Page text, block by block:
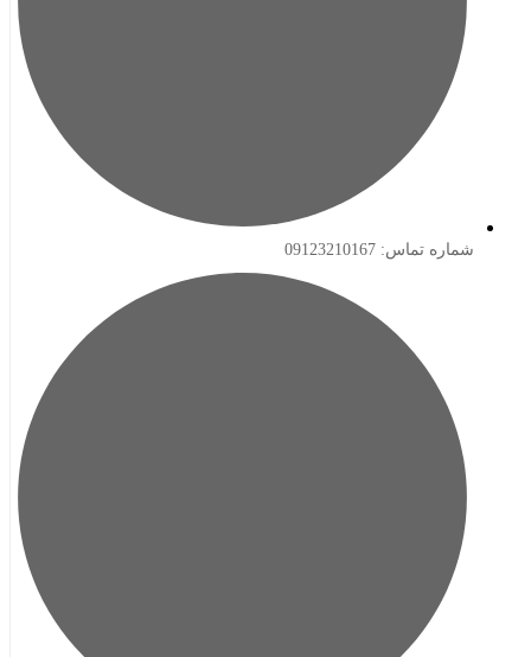
تماس: 09123210167